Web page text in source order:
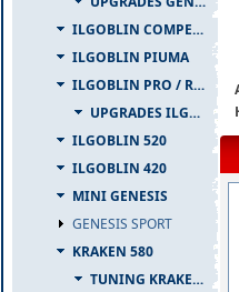
ILGOBLIN COMPETIZIONE
ILGOBLIN PIUMA
ILGOBLIN PRO / RAW 700
UPGRADES ILGOBLIN PRO / RAW 700
ILGOBLIN 520
ILGOBLIN 420
MINI GENESIS
GENESIS SPORT
KRAKEN 580
TUNING KRAKEN 580